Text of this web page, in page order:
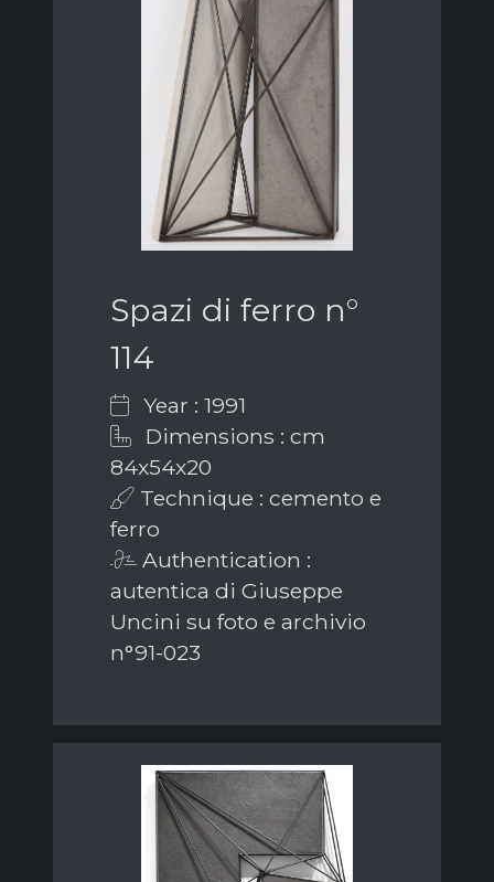
Spazi di ferro n°
114
Year : 1991
Dimensions : cm
84x54x20
Technique : cemento e
ferro
Authentication :
autentica di Giuseppe
Uncini su foto e archivio
n°91-023